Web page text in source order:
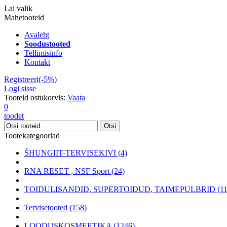
Lai valik
Mahetooteid
Avaleht
Soodustooted
Tellimisinfo
Kontakt
Registreeri(-5%)
Logi sisse
Tooteid ostukorvis: Vaata
0
toodet
Tootekategooriad
ŠHUNGIIT-TERVISEKIVI (4)
RNA RESET , NSF Sport (24)
TOIDULISANDID, SUPERTOIDUD, TAIMEPULBRID
Tervisetooted (158)